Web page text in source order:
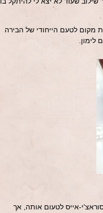
מקום לטעם הייחודי של הבירה
אייס לטעום אותה, אך